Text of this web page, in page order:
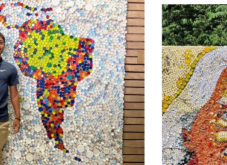
PAISAJES Y NATURALEZA
MURALES